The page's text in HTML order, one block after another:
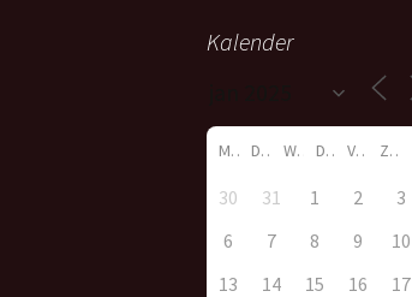
Kalender
M D W D V Z
30 31 1 2 3
6
7 8 9 10
13
14 15 16 17